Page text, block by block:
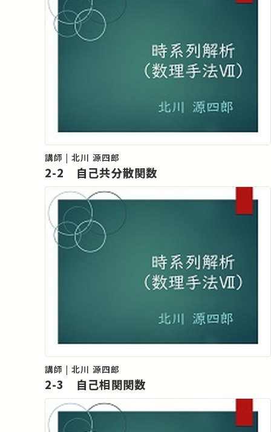
講師 | 北川 源四郎
2-2 自己共分散関数
講師 | 北川 源四郎
2-3 自己相関関数